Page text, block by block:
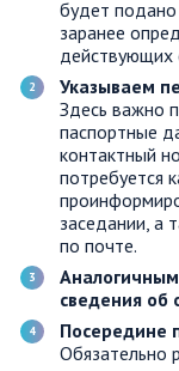
будет
заранее
действующих
Указываем
Здесь важно
паспортные
контактный
потребуется
заседании, а
по почте.
сведения об
Посередине
Обязательно